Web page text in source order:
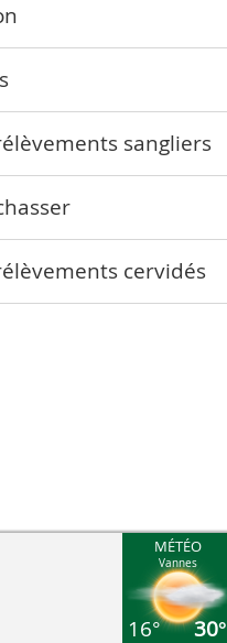
sangliers
cervidés
MÉTÉO
Vannes
16° 30°